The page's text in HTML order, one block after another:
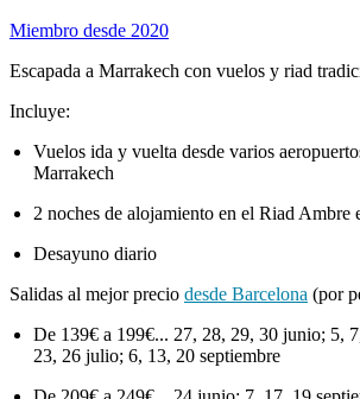
Miembro desde 2020
Escapada a Marrakech con vuelos y riad
Incluye:
Vuelos ida y vuelta desde varios
Marrakech
2 noches de alojamiento en el Riad Ambre
Desayuno diario
Salidas al mejor precio desde Barcelona (por
De 139€ a 199€... 27, 28, 29, 30 junio; 5,
23, 26 julio; 6, 13, 20 septiembre